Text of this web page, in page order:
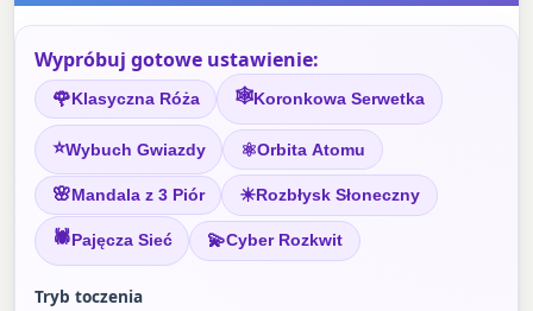
Wypróbuj gotowe ustawienie:
🌹 Klasyczna Róża 🕸Koronkowa Serwetka
⭐Wybuch Gwiazdy ⚛Orbita Atomu
🌸 Mandala z 3 Piór ☀Rozbłysk Słoneczny
🕷 Pajęcza Sieć 💫Cyber Rozkwit
Tryb toczenia